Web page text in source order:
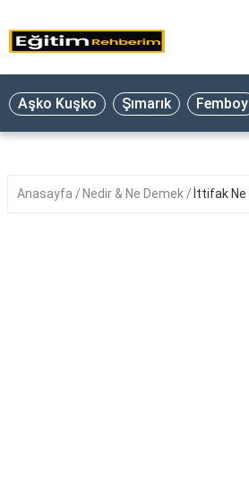
Aşko Kuşko Şımarık Femboy
Anasayfa Nedir & Ne Demek İttifak Ne